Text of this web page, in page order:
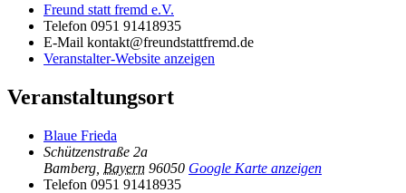
Freund statt fremd e.V.
Telefon 0951 91418935
E-Mail kontakt@freundstattfremd.de
Veranstalter-Website anzeigen
Veranstaltungsort
Blaue Frieda
Schützenstraße 2a
Bamberg Bayern 96050 Google Karte anzeigen
Telefon 0951 91418935